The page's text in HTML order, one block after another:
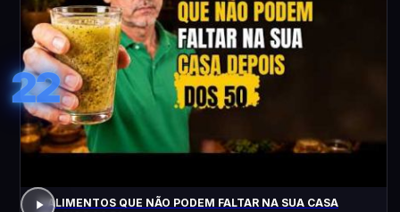
22
3 ALIMENTOS QUE NÃO PODEM FALTAR NA SUA CASA